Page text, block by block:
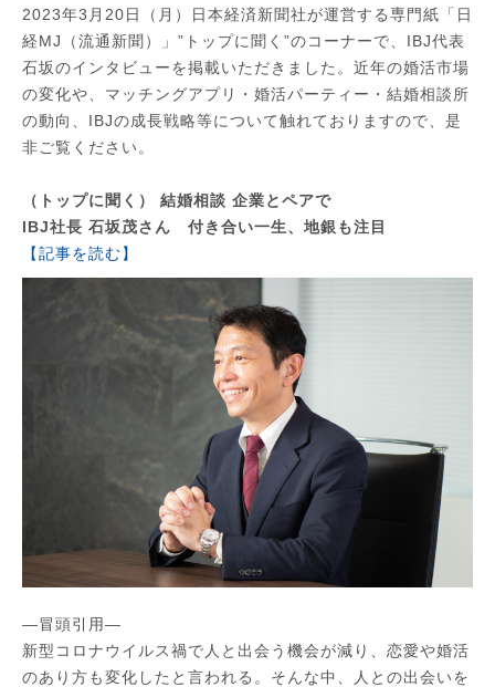
2023年3月20日（月）日本経済新聞社が運営する専門紙「日
経MJ（流通新聞）」”トップに聞く”のコーナーで、IBJ代表
石坂のインタビューを掲載いただきました。近年の婚活市場
の変化や、マッチングアプリ・婚活パーティー・結婚相談所
の動向、IBJの成長戦略等について触れておりますので、是
非ご覧ください。
（トップに聞く） 結婚相談 企業とペアで
IBJ社長 石坂茂さん 付き合い一生、地銀も注目
【記事を読む】
—冒頭引用—
新型コロナウイルス禍で人と出会う機会が減り、恋愛や婚活
のあり方も変化したと言われる。そんな中、人との出会いを